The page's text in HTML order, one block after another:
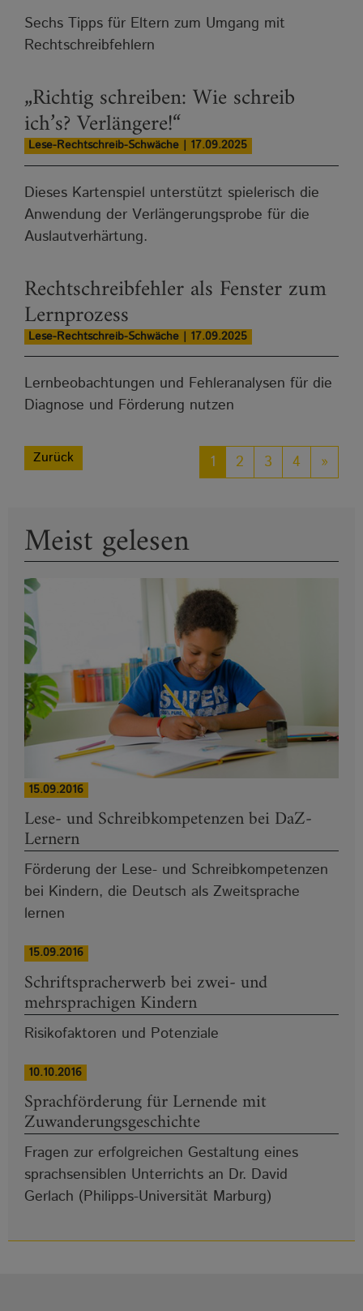
Sechs Tipps für Eltern zum Umgang mit
Rechtschreibfehlern
„Richtig schreiben: Wie schreib
ich’s? Verlängere!“
Lese-Rechtschreib-Schwäche | 17.09.2025
Dieses Kartenspiel unterstützt spielerisch die
Anwendung der Verlängerungsprobe für die
Auslautverhärtung.
Rechtschreibfehler als Fenster zum
Lernprozess
Lese-Rechtschreib-Schwäche | 17.09.2025
Lernbeobachtungen und Fehleranalysen für die
Diagnose und Förderung nutzen
Zurück 1 2 3 4 »
Meist gelesen
15.09.2016
Lese- und Schreibkompetenzen bei DaZ-
Lernern
Förderung der Lese- und Schreibkompetenzen
bei Kindern, die Deutsch als Zweitsprache
lernen
15.09.2016
Schriftspracherwerb bei zwei- und
mehrsprachigen Kindern
Risikofaktoren und Potenziale
10.10.2016
Sprachförderung für Lernende mit
Zuwanderungsgeschichte
Fragen zur erfolgreichen Gestaltung eines
sprachsensiblen Unterrichts an Dr. David
Gerlach (Philipps-Universität Marburg)